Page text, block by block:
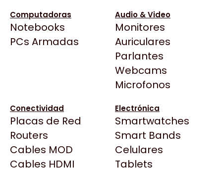
Computadoras
Notebooks
PCs Armadas
Audio & Video
Monitores
Auriculares
Parlantes
Webcams
Microfonos
Conectividad
Placas de Red
Routers
Cables MOD
Cables HDMI
Electrónica
Smartwatches
Smart Bands
Celulares
Tablets
BenQ
CX
Cooler Master
Deepcool
Dell
EVGA
Gamemax
Genesis
Todas las Tiendas
Click Gaming
Compufan Store
Dinobyte
Full H4rd
$218.038
Ver producto en la página de Gaming Point